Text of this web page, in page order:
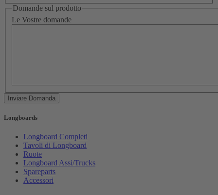
Domande sul prodotto
Le Vostre domande
Inviare Domanda
Longboards
Longboard Completi
Tavoli di Longboard
Ruote
Longboard Assi/Trucks
Spareparts
Accessori